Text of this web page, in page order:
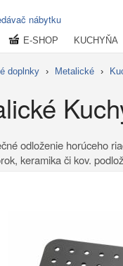
nábytku
E-SHOP KUCHYŇA
doplnky › Metalické ›
odloženie horúceho
keramika či kov.